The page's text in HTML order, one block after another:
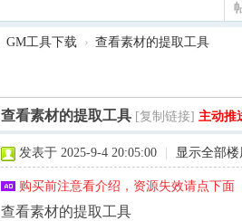
GM工具下载 › 查看素材的提取工具
查看素材的提取工具 [复制链接] 主动推
发表于 2025-9-4 20:05:00 显示全部楼
购买前注意看介绍，资源失效请点下
查看素材的提取工具